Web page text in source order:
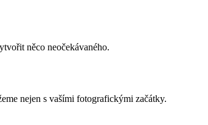
něco neočekávaného.
nejen s vašími fotografickými začátky.